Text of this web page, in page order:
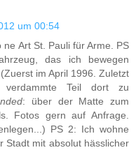
um 00:54
Art St. Pauli für Arme. PS
das ich bewegen
im April 1996. Zuletzt
Teil dort zu
: über der Matte zum
Fotos gern auf Anfrage.
PS 2: Ich wohne
Stadt mit absolut hässlicher